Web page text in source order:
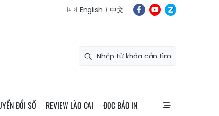
English 中文
ĐỔI SỐ REVIEW LÀO CAI ĐỌC BÁO IN